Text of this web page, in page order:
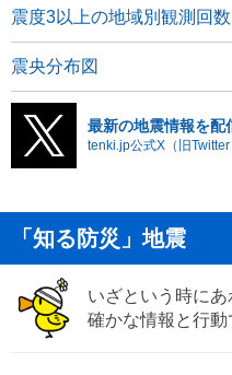
震度3以上の地域別観測回数
震央分布図
最新の地震情報を配
tenki.jp公式X（旧Twitter
「知る防災」地震
いざという時に
確かな情報と行